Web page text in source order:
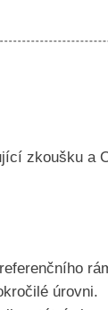
zkoušku a
úrovni.